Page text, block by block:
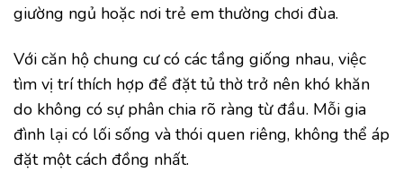
giường ngủ hoặc nơi trẻ em thường chơi đùa.
Với căn hộ chung cư có các tầng giống nhau, việc
tìm vị trí thích hợp để đặt tủ thờ trở nên khó khăn
do không có sự phân chia rõ ràng từ đầu. Mỗi gia
đình lại có lối sống và thói quen riêng, không thể áp
đặt một cách đồng nhất.